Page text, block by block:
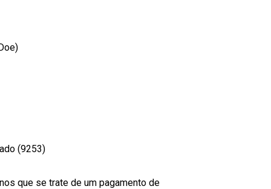
(9253)
que se trate de um pagamento de